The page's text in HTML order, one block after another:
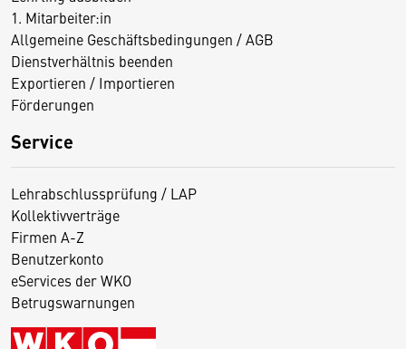
1. Mitarbeiter:in
Allgemeine Geschäftsbedingungen / AGB
Dienstverhältnis beenden
Exportieren / Importieren
Förderungen
Service
Lehrabschlussprüfung / LAP
Kollektivverträge
Firmen A-Z
Benutzerkonto
eServices der WKO
Betrugswarnungen